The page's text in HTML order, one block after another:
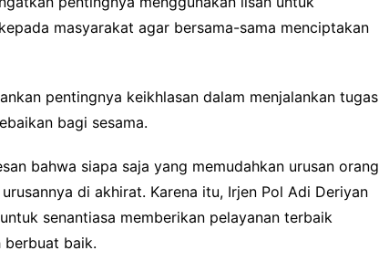
masyarakat agar bersama-sama menciptakan
pentingnya keikhlasan dalam menjalankan tugas
bagi sesama.
bahwa siapa saja yang memudahkan urusan orang
di akhirat. Karena itu, Irjen Pol Adi Deriyan
senantiasa memberikan pelayanan terbaik
berbuat baik.